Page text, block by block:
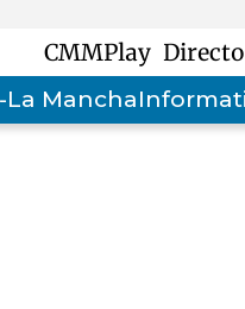
CMMPlay
La Mancha